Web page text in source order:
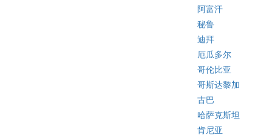
阿富汗
秘鲁
迪拜
厄瓜多尔
哥伦比亚
哥斯达黎加
古巴
哈萨克斯坦
肯尼亚